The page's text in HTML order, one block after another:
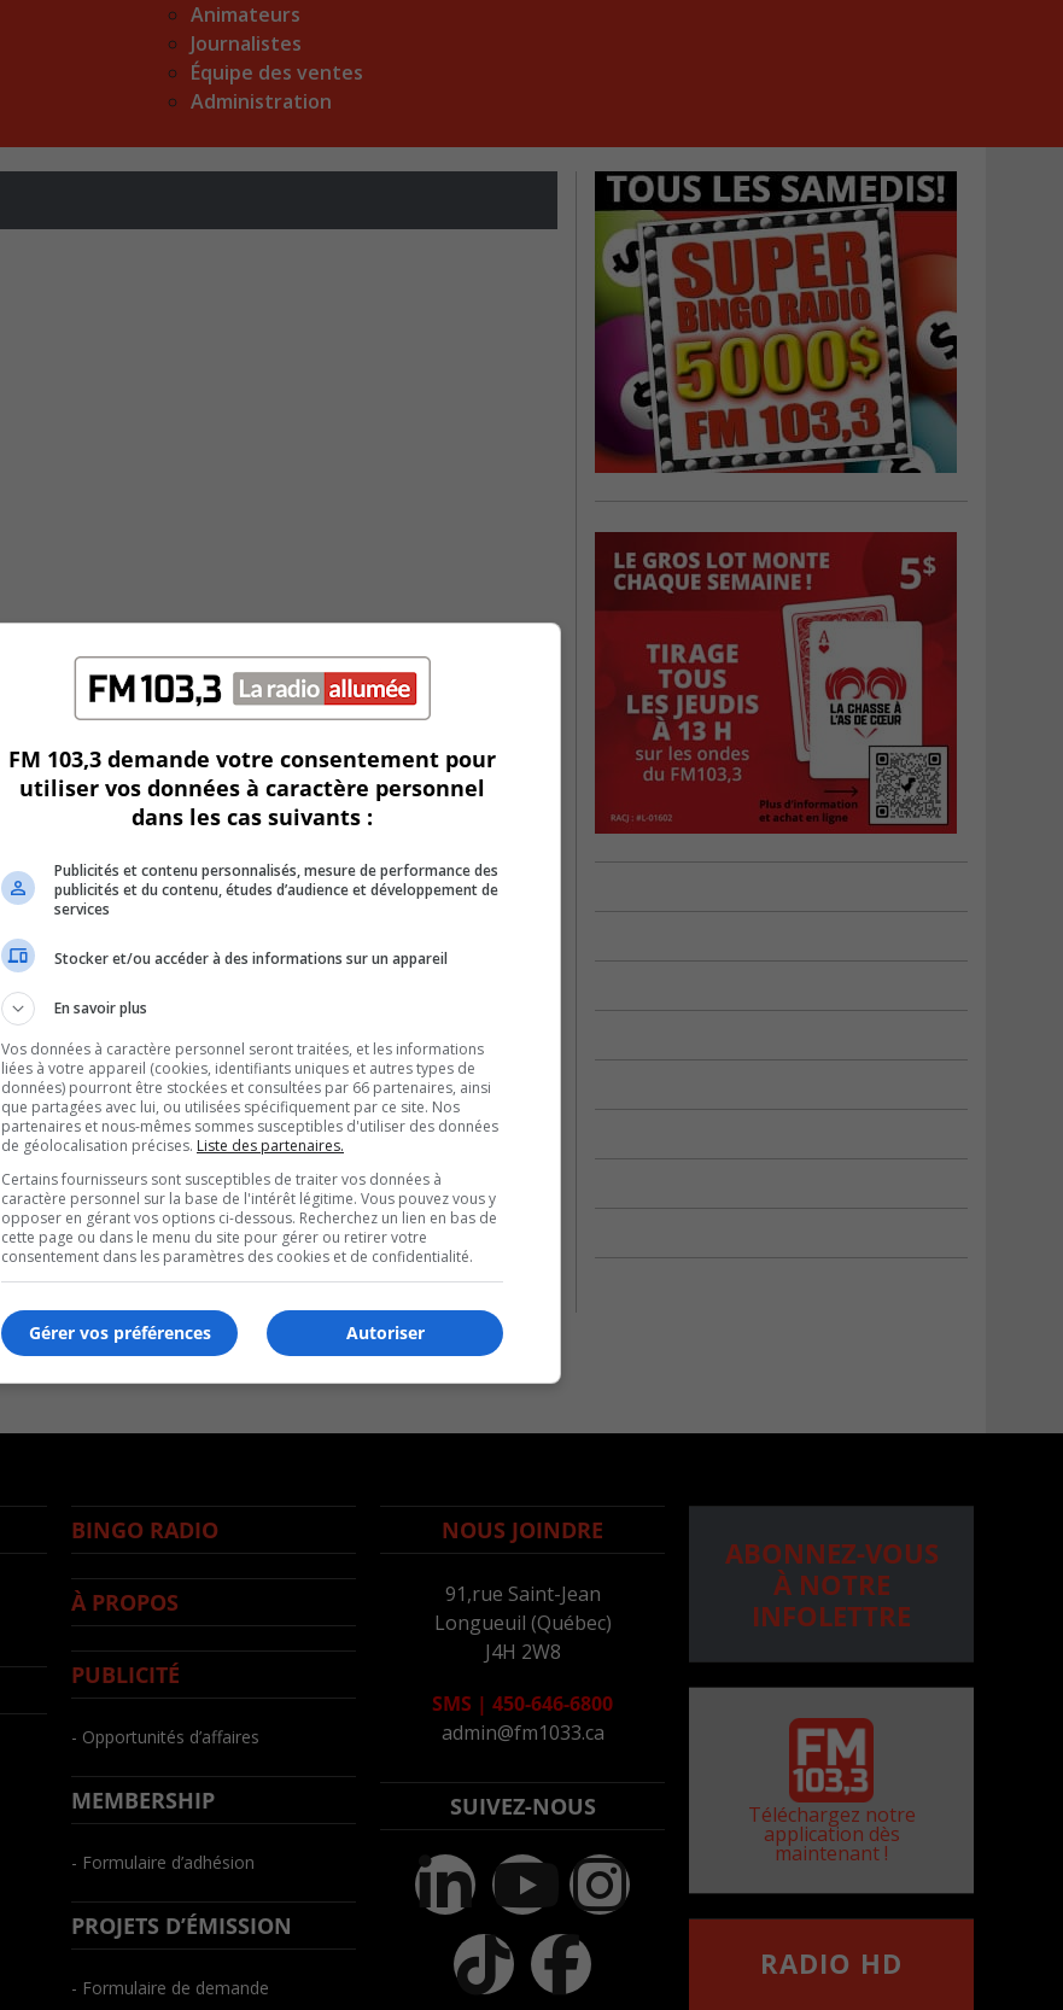
Animateurs
Journalistes
Équipe des ventes
Administration
BINGO RADIO
À PROPOS
PUBLICITÉ
- Opportunités d’affaires
MEMBERSHIP
- Formulaire d’adhésion
PROJETS D’ÉMISSION
- Formulaire de demande
NOUS JOINDRE
91,rue Saint-Jean
Longueuil (Québec)
J4H 2W8
SMS | 450-646-6800
admin@fm1033.ca
SUIVEZ-NOUS
ABONNEZ-VOUS
À NOTRE
INFOLETTRE
Téléchargez notre
application dès
maintenant !
RADIO HD
FM 103,3 demande votre consentement pour
utiliser vos données à caractère personnel
dans les cas suivants :
Publicités et contenu personnalisés, mesure de performance des
publicités et du contenu, études d’audience et développement de
services
Stocker et/ou accéder à des informations sur un appareil
En savoir plus
Vos données à caractère personnel seront traitées, et les informations
liées à votre appareil (cookies, identifiants uniques et autres types de
données) pourront être stockées et consultées par 66 partenaires, ainsi
que partagées avec lui, ou utilisées spécifiquement par ce site. Nos
partenaires et nous-mêmes sommes susceptibles d'utiliser des données
de géolocalisation précises. Liste des partenaires.
Certains fournisseurs sont susceptibles de traiter vos données à
caractère personnel sur la base de l'intérêt légitime. Vous pouvez vous y
opposer en gérant vos options ci-dessous. Recherchez un lien en bas de
cette page ou dans le menu du site pour gérer ou retirer votre
consentement dans les paramètres des cookies et de confidentialité.
Autoriser
Gérer vos préférences